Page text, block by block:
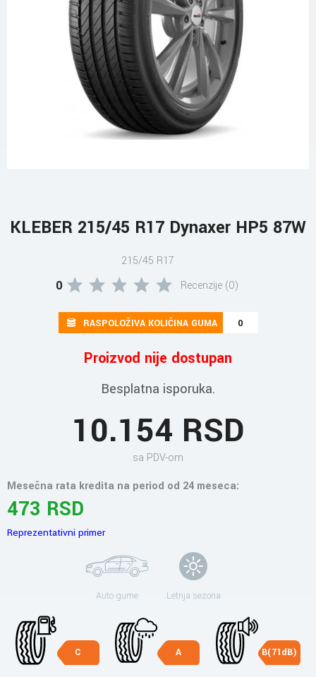
KLEBER 215/45 R17 Dynaxer HP5 87W
215/45 R17
0 Recenzije (0)
RASPOLOŽIVA KOLIČINA GUMA 0
Proizvod nije dostupan
Besplatna isporuka.
10.154 RSD
sa PDV-om
Mesečna rata kredita na period od 24 meseca:
473 RSD
Reprezentativni primer
Auto gume Letnja sezona
C A B(71dB)